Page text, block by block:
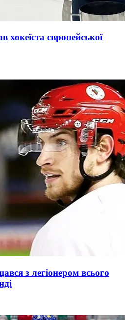
хокеїста європейської
з легіонером всього